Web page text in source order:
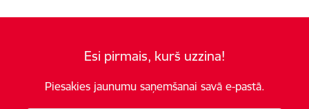
Esi pirmais, kurš uzzina!
Piesakies jaunumu saņemšanai savā e-pastā.